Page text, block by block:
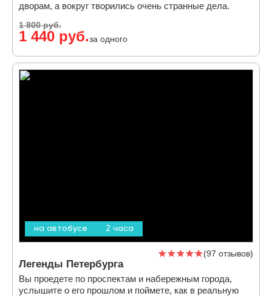
дворам, а вокруг творились очень странные дела.
1 800 руб.
1 440 руб.за одного
на автобусе 2 часа
97 отзывов
Легенды Петербурга
Вы проедете по проспектам и набережным города,
услышите о его прошлом и поймете, как в реальную